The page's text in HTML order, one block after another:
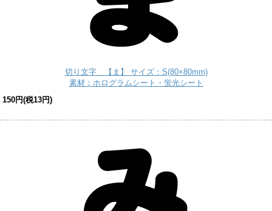
切り文字 【ま】 サイズ：S(80×80mm)
素材：ホログラムシート・蛍光シート
150円(税13円)